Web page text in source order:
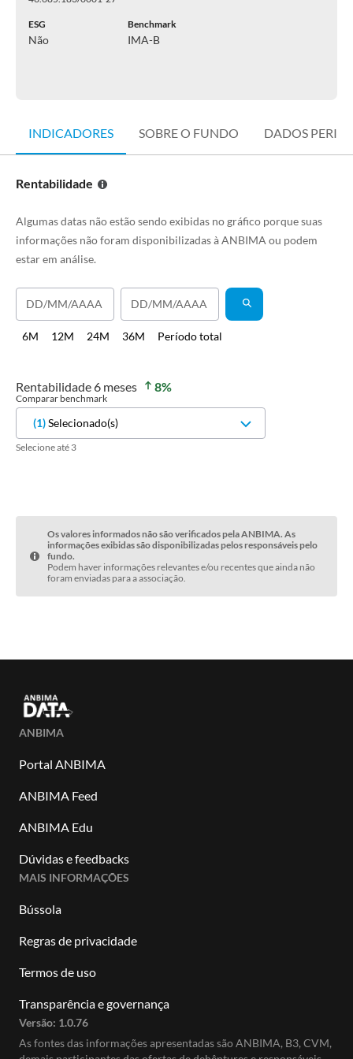
ESG
Não
Benchmark
IMA-B
INDICADORES SOBRE O FUNDO DADOS
Rentabilidade
Algumas datas não estão sendo exibidas no gráfico porque suas
informações não foram disponibilizadas à ANBIMA ou podem
estar em análise.
6M 12M 24M 36M Período total
Rentabilidade 6 meses 8%
Comparar benchmark
(1)Selecionado(s)
Selecione até 3
Os valores informados não são verificados pela ANBIMA. As
informações exibidas são disponibilizadas pelos responsáveis pelo
fundo.
Podem haver informações relevantes e/ou recentes que ainda não
foram enviadas para a associação.
ANBIMA
Portal ANBIMA
ANBIMA Feed
ANBIMA Edu
Dúvidas e feedbacks
MAIS INFORMAÇÕES
Bússola
Regras de privacidade
Termos de uso
Transparência e governança
Versão: 1.0.76
As fontes das informações apresentadas são ANBIMA, B3, CVM,